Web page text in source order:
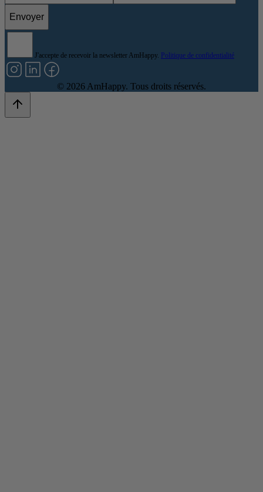
Envoyer
J'accepte de recevoir la newsletter AmHappy. Politique de confidentialité
© 2026 AmHappy. Tous droits réservés.